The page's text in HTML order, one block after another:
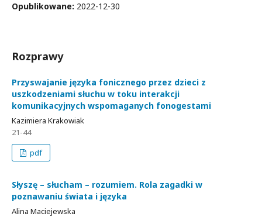
Opublikowane: 2022-12-30
Rozprawy
Przyswajanie języka fonicznego przez dzieci z
uszkodzeniami słuchu w toku interakcji
komunikacyjnych wspomaganych fonogestami
Kazimiera Krakowiak
21-44
pdf
Słyszę – słucham – rozumiem. Rola zagadki w
poznawaniu świata i języka
Alina Maciejewska